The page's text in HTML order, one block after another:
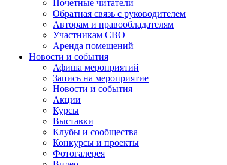
Почетные читатели
Обратная связь с руководителем
Авторам и правообладателям
Участникам СВО
Аренда помещений
Новости и события
Афиша мероприятий
Запись на мероприятие
Новости и события
Акции
Курсы
Выставки
Клубы и сообщества
Конкурсы и проекты
Фотогалерея